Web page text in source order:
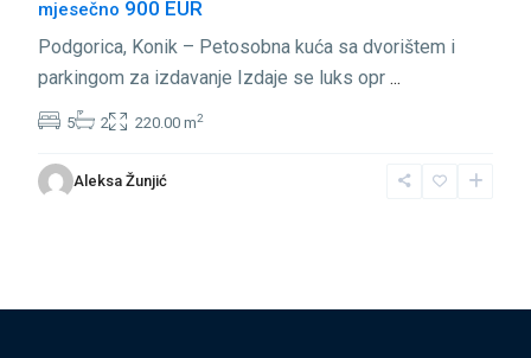
mjesečno 900 EUR
Podgorica, Konik – Petosobna kuća sa dvorištem i
parkingom za izdavanje Izdaje se luks opr ...
5 2 220.00 m2
Aleksa Žunjić